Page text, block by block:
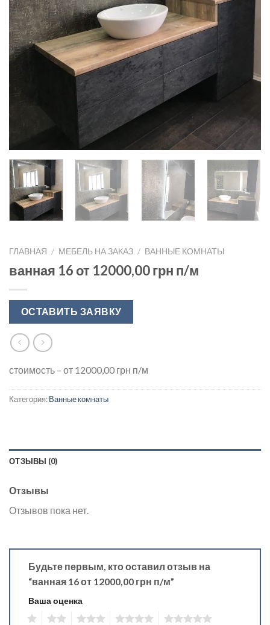
ГЛАВНАЯ / МЕБЕЛЬ НА ЗАКАЗ / ВАННЫЕ КОМНАТЫ
ванная 16 от 12000,00 грн п/м
ОСТАВИТЬ ЗАЯВКУ
стоимость – от 12000,00 грн п/м
Категория:Ванные комнаты
ОТЗЫВЫ (0)
Отзывы
Отзывов пока нет.
Будьте первым, кто оставил отзыв на
“ванная 16 от 12000,00 грн п/м”
Ваша оценка